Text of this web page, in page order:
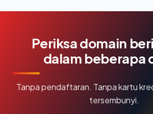
Periksa domain
dalam beberapa
Tanpa pendaftaran. Tanpa kartu
tersembunyi.